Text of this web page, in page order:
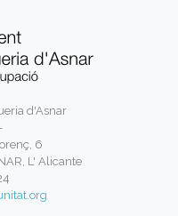
d'Asnar
6
L' Alicante